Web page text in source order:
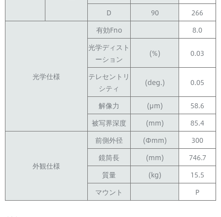
D
90 266
光学仕様
有効Fno
8.0
光学ディスト
ーション
(%) 0.03
テレセントリ
シティ
(deg.) 0.05
解像力 (μm)
58.6
被写界深度
(mm) 85.4
外観仕様
前側外径 (Φmm)
300
鏡筒長
(mm)
746.7
質量
(kg)
15.5
マウント
P